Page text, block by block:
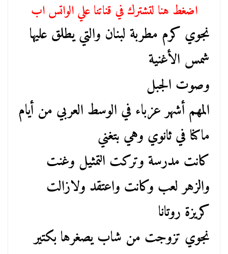
اضغط هنا لتشترك في قناتنا علي الواتس اب
نجوي كرم مطربة لبنان والتي يطلق عليها
شمس الأغنية
وصوت الجبل
المهم أشهر عزباء في الوسط العربي من أيام
ماكنا في ثانوي وهي بتغني
كانت مدرسة وتركت التمثيل وغنت
والزهر لعب وكانت واعتقد ولازالت
كريزة روتانا
نجوي تزوجت من شاب يصغرها بكتير